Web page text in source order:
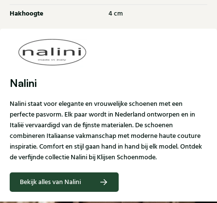
Hakhoogte 4 cm
Nalini
Nalini staat voor elegante en vrouwelijke schoenen met een
perfecte pasvorm. Elk paar wordt in Nederland ontworpen en in
Italië vervaardigd van de fijnste materialen. De schoenen
combineren Italiaanse vakmanschap met moderne haute couture
inspiratie. Comfort en stijl gaan hand in hand bij elk model. Ontdek
de verfijnde collectie Nalini bij Klijsen Schoenmode.
Bekijk alles van Nalini